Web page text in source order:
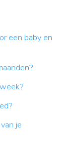
een baby en
je